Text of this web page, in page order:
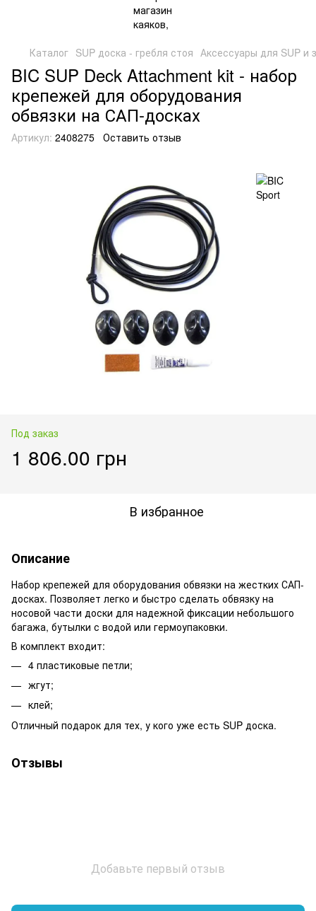
Каталог SUP доска - гребля стоя Аксессуары для SUP и
BIC SUP Deck Attachment kit - набор
крепежей для оборудования
обвязки на САП-досках
Артикул: 2408275 Оставить отзыв
Под заказ
1 806.00 грн
В избранное
Описание
Набор крепежей для оборудования обвязки на жестких САП-
досках. Позволяет легко и быстро сделать обвязку на
носовой части доски для надежной фиксации небольшого
багажа, бутылки с водой или гермоупаковки.
В комплект входит:
4 пластиковые петли;
жгут;
клей;
Отличный подарок для тех, у кого уже есть SUP доска.
Отзывы
Добавьте первый отзыв